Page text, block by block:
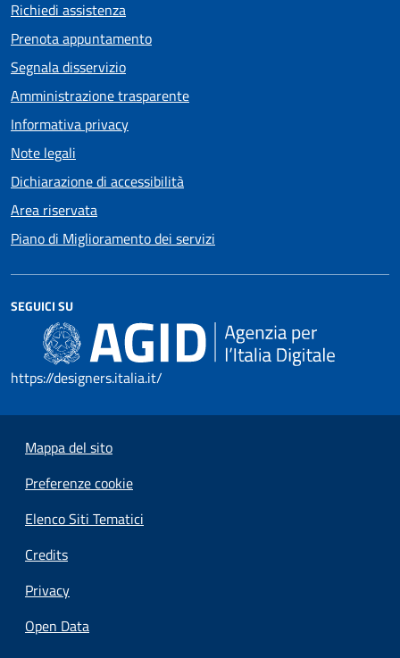
Richiedi assistenza
Prenota appuntamento
Segnala disservizio
Amministrazione trasparente
Informativa privacy
Note legali
Dichiarazione di accessibilità
Area riservata
Piano di Miglioramento dei servizi
SEGUICI SU
https://designers.italia.it/
Mappa del sito
Preferenze cookie
Elenco Siti Tematici
Credits
Privacy
Open Data